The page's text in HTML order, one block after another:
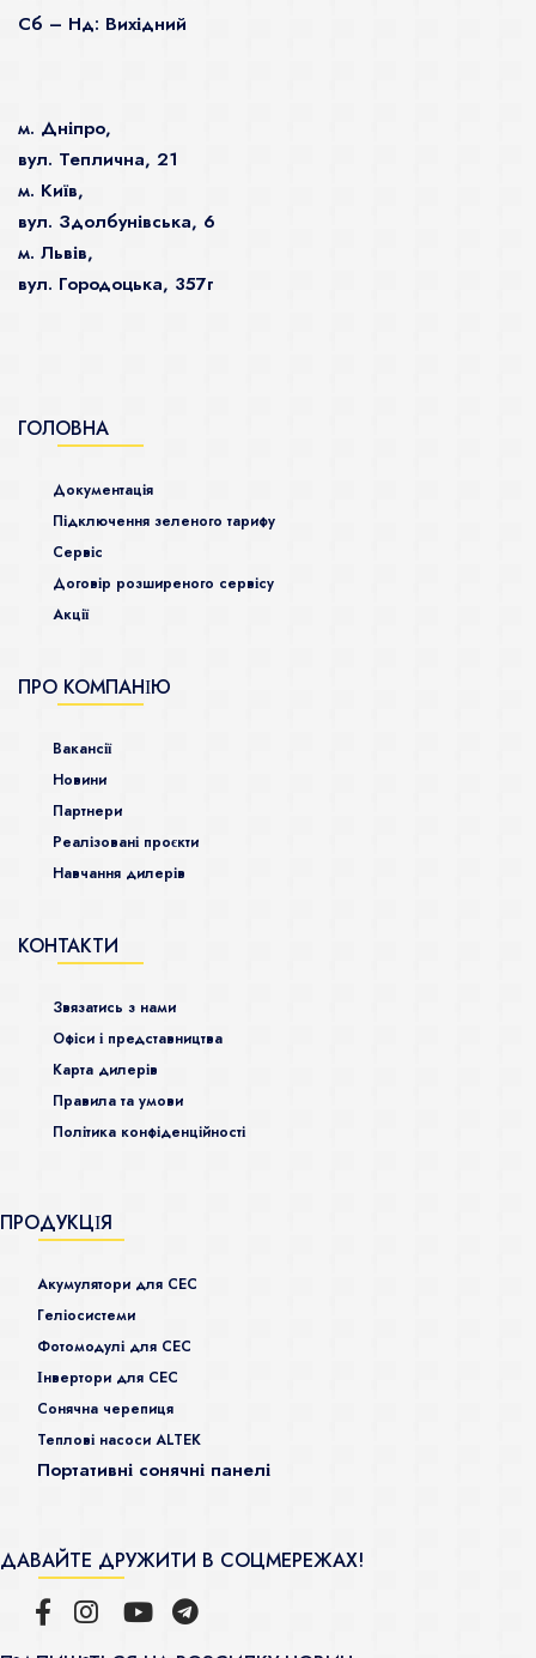
Сб – Нд: Вихідний
м. Дніпро,
вул. Теплична, 21
м. Київ,
вул. Здолбунівська, 6
м. Львів,
вул. Городоцька, 357г
ГОЛОВНА
Документація
Підключення зеленого тарифу
Сервіс
Договір розширеного сервісу
Акції
ПРО КОМПАНІЮ
Ваканcії
Новини
Партнери
Реалізовані проєкти
Навчання дилерів
КОНТАКТИ
Звязатись з нами
Офіси і представництва
Карта дилерів
Правила та умови
Політика конфіденційності
ПРОДУКЦІЯ
Акумулятори для СЕС
Гeліосистеми
Фотомодулі для СЕС
Інвертори для СЕС
Сонячна черепиця
Теплові насоси ALTEK
Портативні сонячні панелі
ДАВАЙТЕ ДРУЖИТИ В СОЦМЕРЕЖАХ!